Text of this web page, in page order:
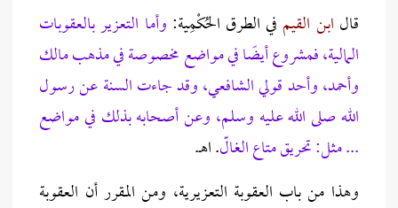
قال ابن القيم في الطرق الحُكْمِية: وأما التعزير بالعقوبات
المالية، فمشروع أيضًا في مواضع مخصوصة في مذهب مالك
وأحمد، وأحد قولي الشافعي، وقد جاءت السنة عن رسول
الله صلى الله عليه وسلم، وعن أصحابه بذلك في مواضع
... مثل: تحريق متاع الغالّ. اهـ.
وهذا من باب العقوبة التعزيرية، ومن المقرر أن العقوبة